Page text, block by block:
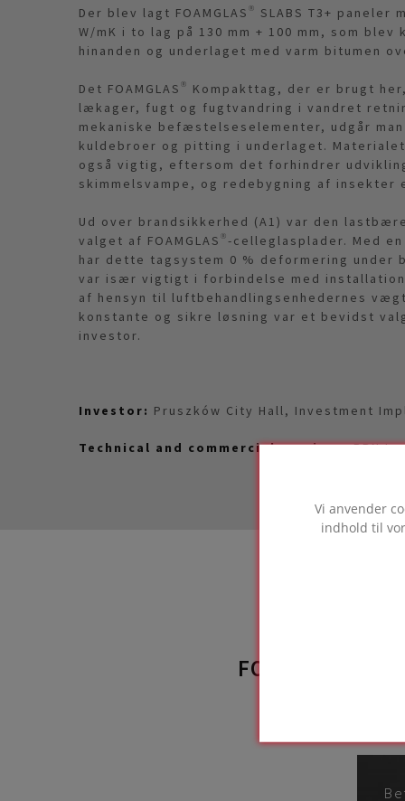
Vi anvender
indhold til
Der blev lagt FOAMGLAS® SLABS T3+ paneler
W/mK i to lag på 130 mm + 100 mm, som
hinanden og underlaget med varm bitumen
Det FOAMGLAS® Kompakttag, der er brugt
lækager, fugt og fugtvandring i vandret
mekaniske befæstelseselementer, udgår
kuldebroer og pitting i underlaget.
også vigtig, eftersom det forhindrer
skimmelsvampe, og redebygning af insekter
Ud over brandsikkerhed (A1) var den
valget af FOAMGLAS®-celleglasplader. Med
har dette tagsystem 0 % deformering under
var især vigtigt i forbindelse med
af hensyn til luftbehandlingsenhedernes
konstante og sikre løsning var et bevidst
investor.
Investor: Pruszków City Hall, Investment
Technical and commercial services:PBN
FOAMGLAS®-